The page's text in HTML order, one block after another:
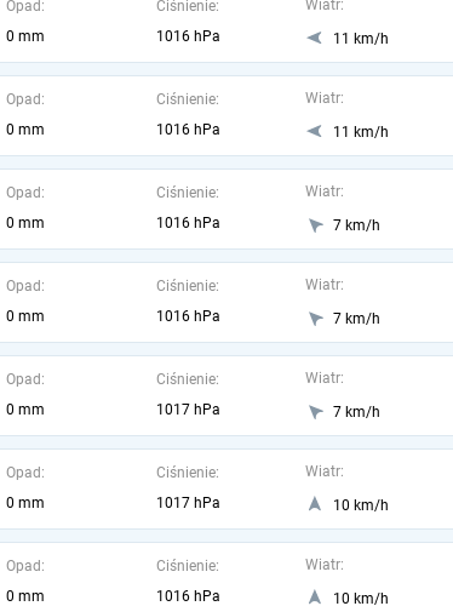
Opad:
0 mm
Ciśnienie:
1016 hPa
Wiatr:
11 km/h
Opad:
0 mm
Ciśnienie:
1016 hPa
Wiatr:
11 km/h
Opad:
0 mm
Ciśnienie:
1016 hPa
Wiatr:
7 km/h
Opad:
0 mm
Ciśnienie:
1016 hPa
Wiatr:
7 km/h
Opad:
0 mm
Ciśnienie:
1017 hPa
Wiatr:
7 km/h
Opad:
0 mm
Ciśnienie:
1017 hPa
Wiatr:
10 km/h
Opad:
0 mm
Ciśnienie:
1016 hPa
Wiatr:
10 km/h